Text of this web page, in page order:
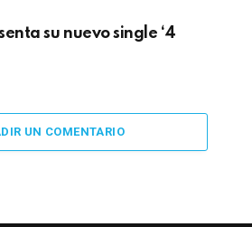
su nuevo single ‘4
UN COMENTARIO